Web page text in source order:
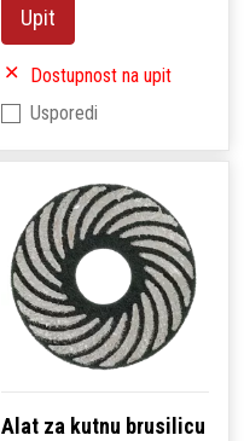
Upit
Dostupnost na upit
Usporedi
Alat za kutnu brusilicu